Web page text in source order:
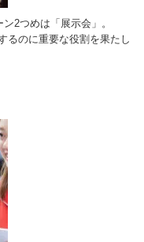
2つめは「展示会」。
るのに重要な役割を果たし